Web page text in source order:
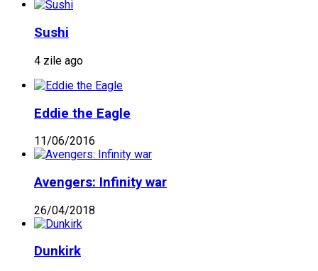
Sushi
4 zile ago
Eddie the Eagle
11/06/2016
Avengers: Infinity war
26/04/2018
Dunkirk